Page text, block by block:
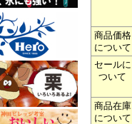
商品価格
について
セールに
ついて
商品在庫
について